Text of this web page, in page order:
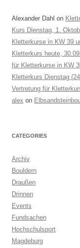
Alexander Dahl on
Kurs Dienstag, 1.
Kletterkurse in KW 39
Kletterkurs heute,
für Kletterkurse in KW
Kletterkurs Dienstag
Vertretung für
alex on
CATEGORIES
Archiv
Bouldern
Draußen
Drinnen
Events
Fundsachen
Hochschulsport
Magdeburg